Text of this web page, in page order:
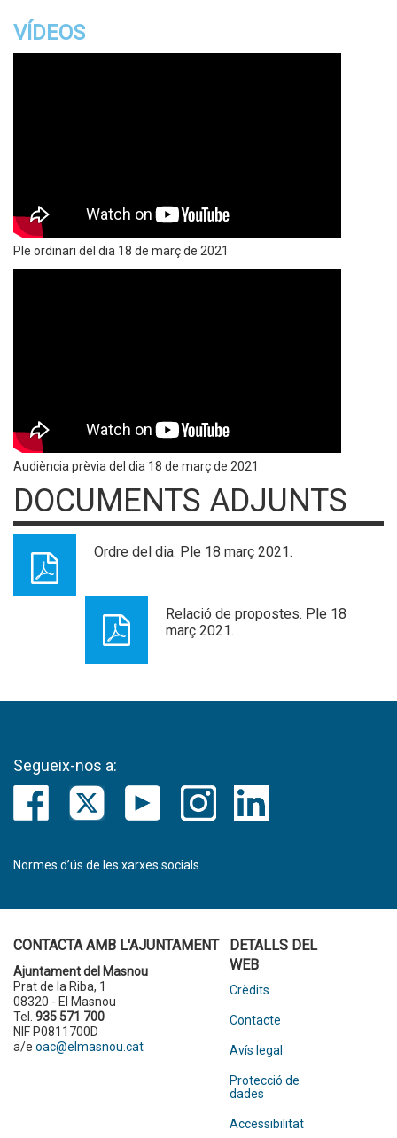
VÍDEOS
Ple ordinari del dia 18 de març de 2021
Audiència prèvia del dia 18 de març de 2021
DOCUMENTS ADJUNTS
Ordre del dia. Ple 18 març 2021.
Relació de propostes. Ple 18
març 2021.
Segueix-nos a:
Normes d’ús de les xarxes socials
CONTACTA AMB L'AJUNTAMENT
Ajuntament del Masnou
Prat de la Riba, 1
08320 - El Masnou
Tel. 935 571 700
NIF P0811700D
a/e oac@elmasnou.cat
DETALLS DEL
WEB
Crèdits
Contacte
Avís legal
Protecció de
dades
Accessibilitat